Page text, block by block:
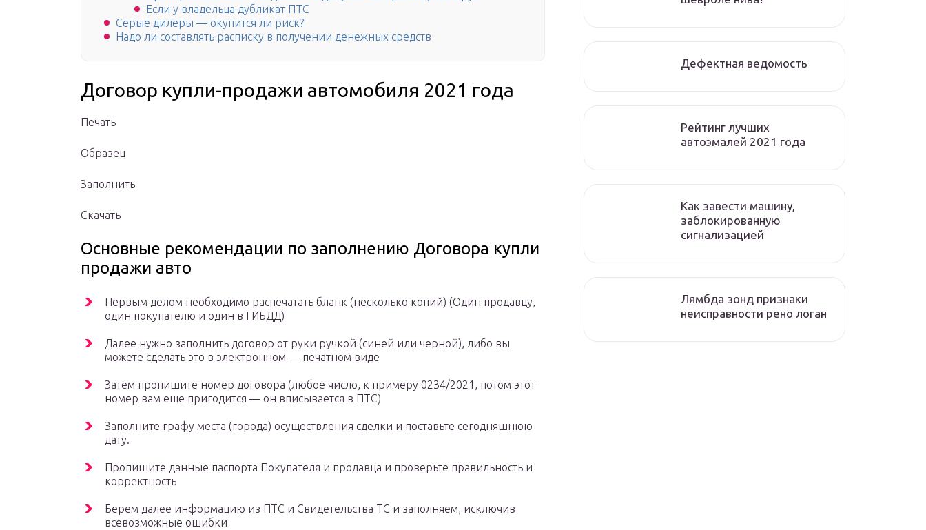
Если у владельца дубликат ПТС
Серые дилеры — окупится ли риск?
Надо ли составлять расписку в получении денежных средств
Договор купли-продажи автомобиля 2021 года
Печать
Образец
Заполнить
Скачать
Основные рекомендации по заполнению Договора купли
продажи авто
Первым делом необходимо распечатать бланк (несколько копий) (Один продавцу,
один покупателю и один в ГИБДД)
Далее нужно заполнить договор от руки ручкой (синей или черной), либо вы
можете сделать это в электронном — печатном виде
Затем пропишите номер договора (любое число, к примеру 0234/2021, потом этот
номер вам еще пригодится — он вписывается в ПТС)
Заполните графу места (города) осуществления сделки и поставьте сегодняшнюю
дату.
Пропишите данные паспорта Покупателя и продавца и проверьте правильность и
корректность
Берем далее информацию из ПТС и Свидетельства ТС и заполняем, исключив
всевозможные ошибки
Дефектная ведомость
Рейтинг лучших
автоэмалей 2021 года
Как завести машину,
заблокированную
сигнализацией
Лямбда зонд признаки
неисправности рено логан